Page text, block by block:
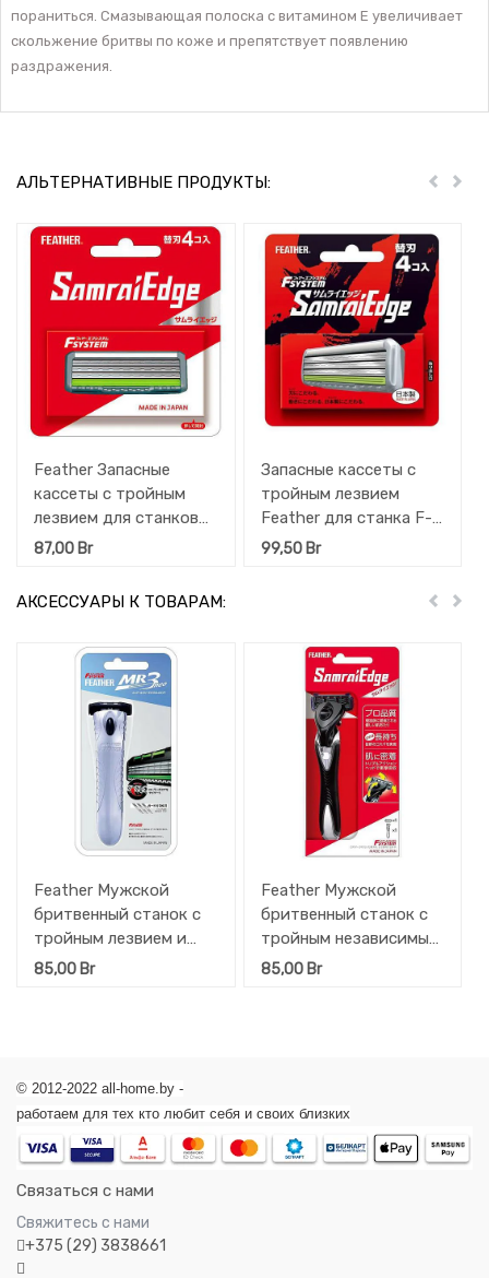
пораниться. Смазывающая полоска с витамином Е увеличивает
скольжение бритвы по коже и препятствует появлению
раздражения.
АЛЬТЕРНАТИВНЫЕ ПРОДУКТЫ: Пред
Feather Запасные
кассеты с тройным
лезвием для станков
Feather Samrai Edge 4
87,00 Br
Запасные кассеты с
тройным лезвием
Feather для станка F-
System Samurai Edge 4
99,50Br
АКСЕССУАРЫ К ТОВАРАМ: Пред
Feather Мужской
бритвенный станок с
тройным лезвием и
вращающимся
85,00 Br
Feather Мужской
бритвенный станок с
тройным независимым
амортизирующим
85,00Br
© 2012-2022 all-home.by -
работаем для тех кто любит себя и своих близких
Связаться с нами
Свяжитесь с нами
+375 (29) 3838661